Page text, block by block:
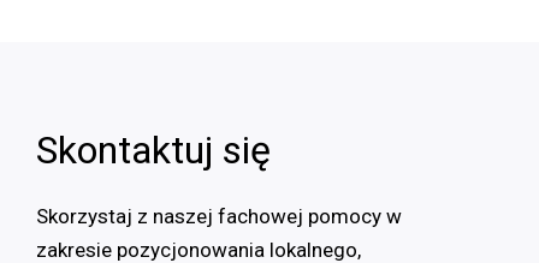
Skontaktuj się
Skorzystaj z naszej fachowej pomocy w
zakresie pozycjonowania lokalnego,